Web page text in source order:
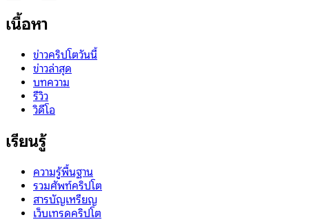
เนื้อหา
ข่าวคริปโตวันนี้
ข่าวล่าสุด
บทความ
รีวิว
วิดีโอ
เรียนรู้
ความรู้พื้นฐาน
รวมศัพท์คริปโต
สารบัญเหรียญ
เว็บเทรดคริปโต